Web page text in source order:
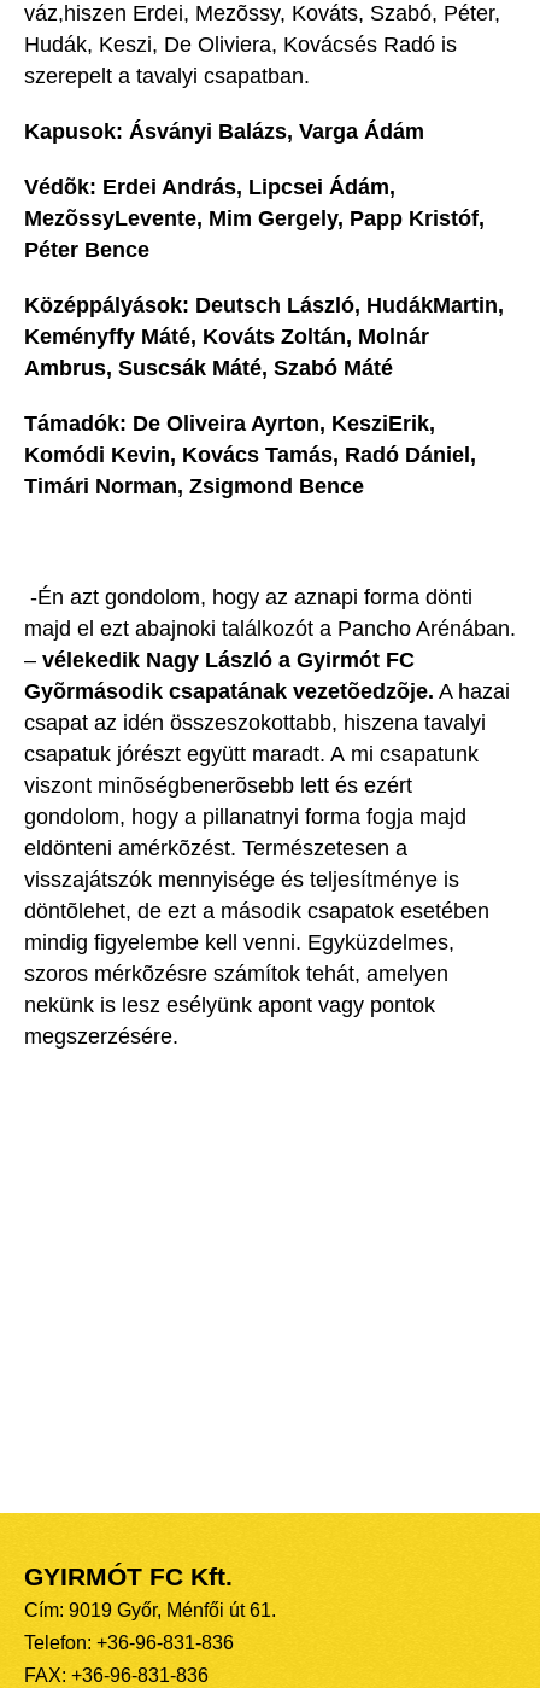
váz,hiszen Erdei, Mezõssy, Kováts, Szabó, Péter,
Hudák, Keszi, De Oliviera, Kovácsés Radó is
szerepelt a tavalyi csapatban.
Kapusok: Ásványi Balázs, Varga Ádám
Védõk: Erdei András, Lipcsei Ádám,
MezõssyLevente, Mim Gergely, Papp Kristóf,
Péter Bence
Középpályások: Deutsch László, HudákMartin,
Keményffy Máté, Kováts Zoltán, Molnár
Ambrus, Suscsák Máté, Szabó Máté
Támadók: De Oliveira Ayrton, KesziErik,
Komódi Kevin, Kovács Tamás, Radó Dániel,
Timári Norman, Zsigmond Bence
-Én azt gondolom, hogy az aznapi forma dönti
majd el ezt abajnoki találkozót a Pancho Arénában.
– vélekedik Nagy László a Gyirmót FC
Gyõrmásodik csapatának vezetõedzõje. A hazai
csapat az idén összeszokottabb, hiszena tavalyi
csapatuk jórészt együtt maradt. A mi csapatunk
viszont minõségbenerõsebb lett és ezért
gondolom, hogy a pillanatnyi forma fogja majd
eldönteni amérkõzést. Természetesen a
visszajátszók mennyisége és teljesítménye is
döntõlehet, de ezt a második csapatok esetében
mindig figyelembe kell venni. Egyküzdelmes,
szoros mérkõzésre számítok tehát, amelyen
nekünk is lesz esélyünk apont vagy pontok
megszerzésére.
GYIRMÓT FC Kft.
Cím: 9019 Győr, Ménfői út 61.
Telefon: +36-96-831-836
FAX: +36-96-831-836